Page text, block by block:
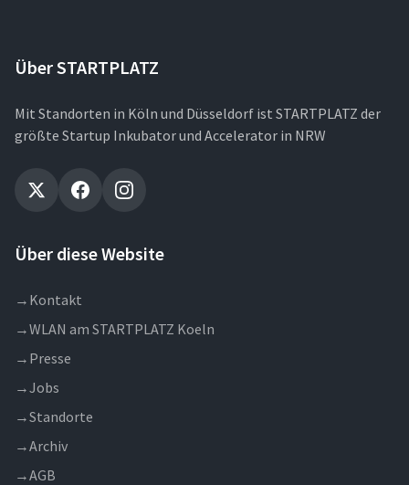
Über STARTPLATZ
Mit Standorten in Köln und Düsseldorf ist STARTPLATZ der
größte Startup Inkubator und Accelerator in NRW
Über diese Website
→ Kontakt
→WLAN am STARTPLATZ Koeln
→ Presse
→Jobs
→Standorte
→Archiv
→AGB